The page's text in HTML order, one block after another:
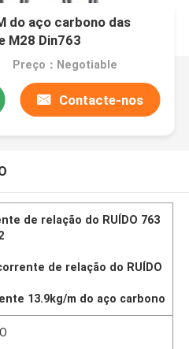
do aço carbono das
M28 Din763
Preço：Negotiable
Contacte-nos
de relação do RUÍDO 763
de relação do RUÍDO
13.9kg/m do aço carbono